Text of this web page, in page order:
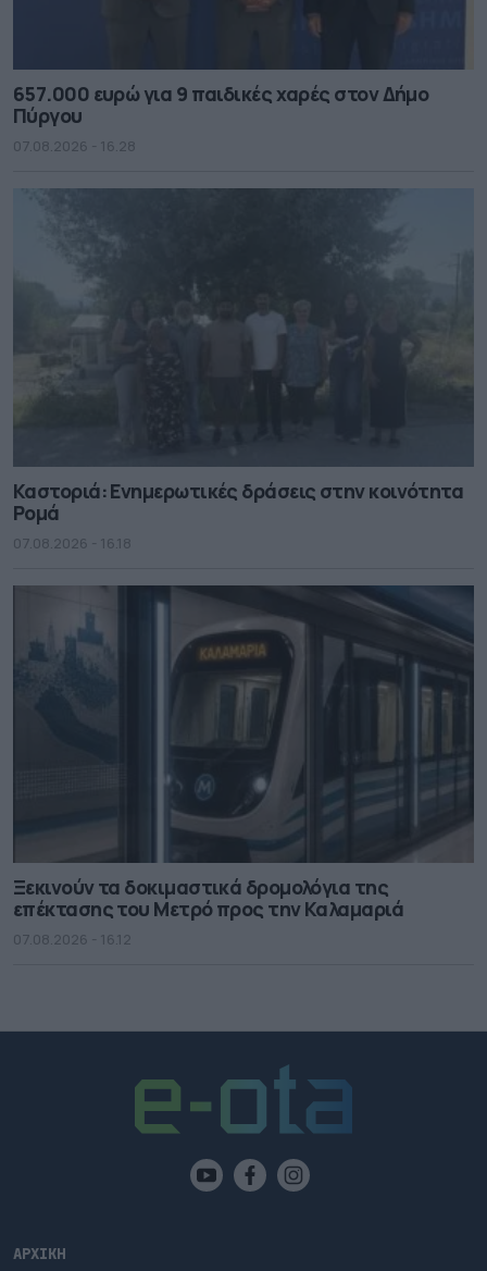
657.000 ευρώ για 9 παιδικές χαρές στον Δήμο
Πύργου
07.08.2026 - 16.28
Καστοριά: Ενημερωτικές δράσεις στην κοινότητα
Ρομά
07.08.2026 - 16.18
Ξεκινούν τα δοκιμαστικά δρομολόγια της
επέκτασης του Μετρό προς την Καλαμαριά
07.08.2026 - 16.12
ΑΡΧΙΚΗ